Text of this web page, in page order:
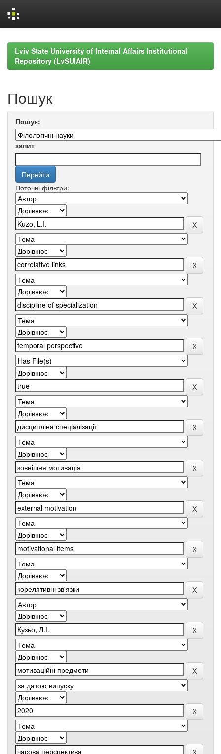
navigationLviv State University of Internal Affairs Institutional
Repository (LvSUIAIR)
Пошук
Пошук:
запит
Поточні фільтри: